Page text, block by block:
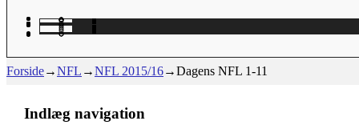
Forside→NFL →NFL 2015/16→Dagens NFL 1-11
Indlæg navigation